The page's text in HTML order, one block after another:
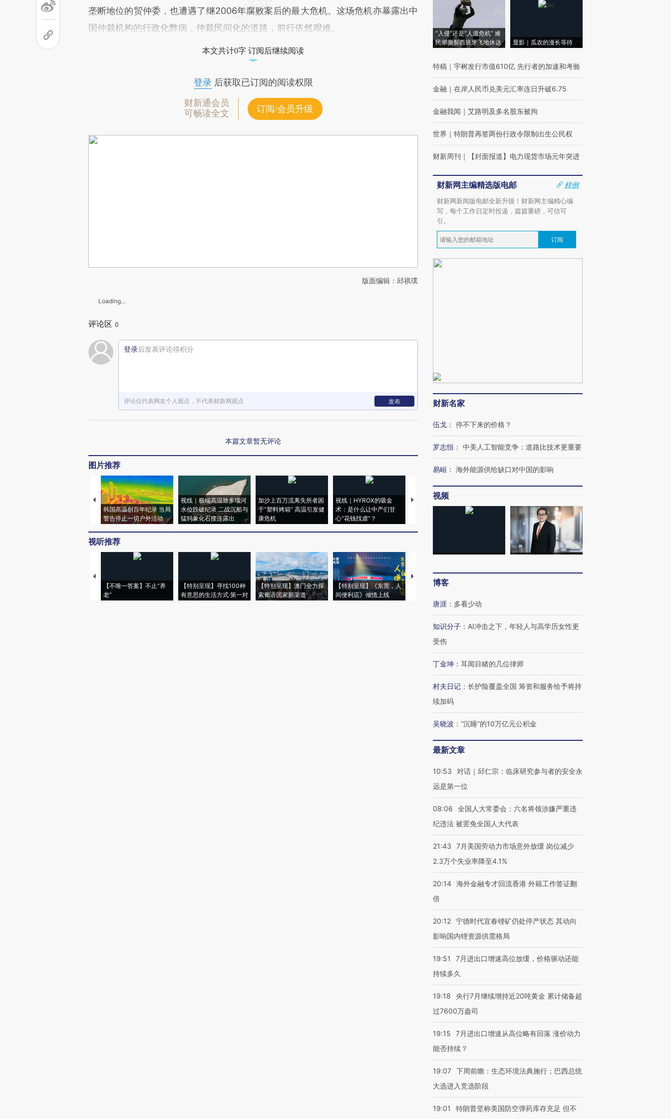
垄断地位的贸仲委，也遭遇了继2006年腐败案后的最大危机。这场危机亦暴露出中
国仲裁机构的行政化弊病，仲裁民间化的道路，前行依然艰难。
本文共计0字 订阅后继续阅读
登录后获取已订阅的阅读权限
财新通会员
可畅读全文
订阅/会员升级
版面编辑：邱祺璞
Loading...
评论区 0
登录后发表评论得积分
评论仅代表网友个人观点，不代表财新网观点 发布
本篇文章暂无评论
图片推荐
韩国高温创百年纪录 当局
警告停止一切户外活动
视线｜极端高温致多瑙河
水位跌破纪录 二战沉船与
猛犸象化石接连露出
加沙上百万流离失所者困
于“塑料烤箱” 高温引发健
康危机
视线｜HYROX的吸金
术：是什么让中产们甘
心“花钱找虐”？
马航飞行员跨国走私7万
粒摇头丸 尿检体内含3种
度Z世代 用街头抗争将教
育部长拱下台
机”？难民潮撕裂西班牙
飞地休达
视听推荐
【不唯一答案】不止“养
老”
【特别呈现】寻找100种
有意思的生活方式·第一对
【特别呈现】澳门全力探
索葡语国家新渠道
【特别呈现】《东莞，人
间便利店》倾情上线
【推广】走进第四届链博
会，让数智科技“链”接产
“入侵”还是“人道危机” 难
民潮撕裂西班牙飞地休达
显影｜瓜农的漫长等待
特稿 ｜ 宇树发行市值610亿 先行者的加速和考验
金融 ｜ 在岸人民币兑美元汇率连日升破6.75
金融我闻 ｜ 艾路明及多名股东被拘
世界 ｜ 特朗普再签两份行政令限制出生公民权
财新周刊 ｜ 【封面报道】电力现货市场元年突进
财新网主编精选版电邮
样例
财新网新闻版电邮全新升级！财新网主编精心编
写，每个工作日定时投递，篇篇重磅，可信可
引。
订阅
财新名家
伍戈 ： 停不下来的价格？
罗志恒 ： 中美人工智能竞争：道路比技术更重要
易峘 ： 海外能源供给缺口对中国的影响
视频
博客
唐涯 ： 多看少动
知识分子 ： AI冲击之下，年轻人与高学历女性更
受伤
丁金坤 ： 耳闻目睹的几位律师
村夫日记 ： 长护险覆盖全国 筹资和服务给予将持
续加码
吴晓波 ： “沉睡”的10万亿元公积金
最新文章
10:53
对话｜邱仁宗：临床研究参与者的安全永
远是第一位
08:06
全国人大常委会：六名将领涉嫌严重违
纪违法 被罢免全国人大代表
21:43
7月美国劳动力市场意外放缓 岗位减少
2.3万个失业率降至4.1%
20:14 海外金融专才回流香港 外籍工作签证翻
倍
20:12 宁德时代宜春锂矿仍处停产状态 其动向
影响国内锂资源供需格局
19:51
7月进出口增速高位放缓，价格驱动还能
持续多久
19:18
央行7月继续增持近20吨黄金 累计储备超
过7600万盎司
19:15
7月进出口增速从高位略有回落 涨价动力
能否持续？
19:07 下周前瞻：生态环境法典施行；巴西总统
大选进入竞选阶段
19:01 特朗普坚称美国防空弹药库存充足 但不